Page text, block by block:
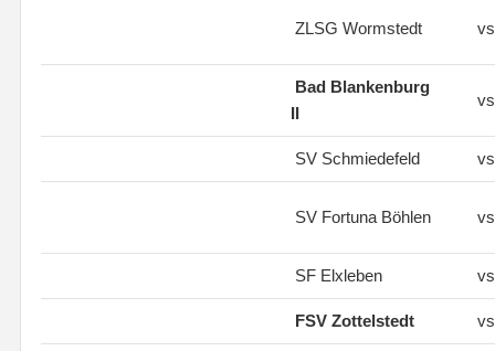
ZLSG Wormstedt
Bad Blankenburg
II
SV Schmiedefeld
SV Fortuna Böhlen
SF Elxleben
FSV Zottelstedt